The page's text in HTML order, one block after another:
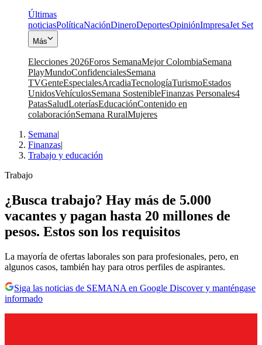
Últimas
noticiasPolíticaNaciónDineroDeportesOpiniónImpresaJet Set
Más
Elecciones 2026Foros SemanaMejor ColombiaSemana
PlayMundoConfidencialesSemana
TVGenteEspecialesArcadiaTecnologíaTurismoEstados
UnidosVehículosSemana SostenibleFinanzas Personales4
PatasSaludLoteríasEducaciónContenido en
colaboraciónSemana RuralMujeres
Semana|
Finanzas|
Trabajo y educación
Trabajo
¿Busca trabajo? Hay más de 5.000
vacantes y pagan hasta 20 millones de
pesos. Estos son los requisitos
La mayoría de ofertas laborales son para profesionales, pero, en
algunos casos, también hay para otros perfiles de aspirantes.
Siga las noticias de SEMANA en Google Discover y manténgase
informado